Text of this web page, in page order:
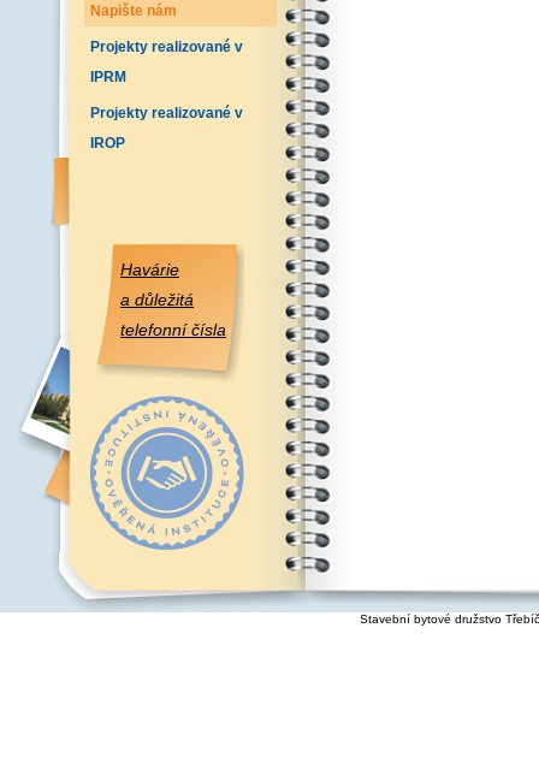
Napište nám
Projekty realizované v
IPRM
Projekty realizované v
IROP
Havárie
a důležitá
telefonní čísla
Stavební bytové družstvo